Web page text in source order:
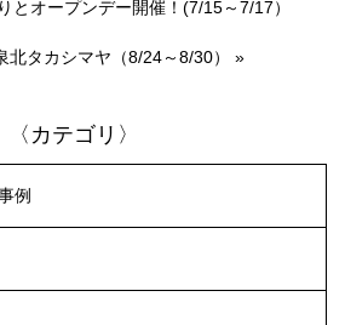
とオープンデー開催！(7/15～7/17）
北タカシマヤ（8/24～8/30） »
〈カテゴリ〉
例